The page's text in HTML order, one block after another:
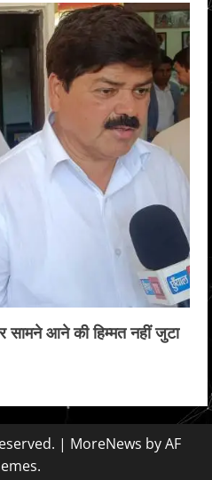
सामने आने की हिम्मत नहीं जुटा
| MoreNews by AF